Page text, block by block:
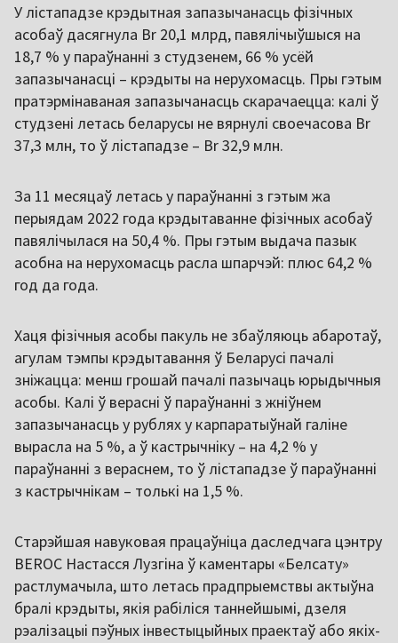
У лістападзе крэдытная запазычанасць фізічных
асобаў дасягнула Br 20,1 млрд, павялічыўшыся на
18,7 % у параўнанні з студзенем, 66 % усёй
запазычанасці – крэдыты на нерухомасць. Пры гэтым
пратэрмінаваная запазычанасць скарачаецца: калі ў
студзені летась беларусы не вярнулі своечасова Br
37,3 млн, то ў лістападзе – Br 32,9 млн.
За 11 месяцаў летась у параўнанні з гэтым жа
перыядам 2022 года крэдытаванне фізічных асобаў
павялічылася на 50,4 %. Пры гэтым выдача пазык
асобна на нерухомасць расла шпарчэй: плюс 64,2 %
год да года.
Хаця фізічныя асобы пакуль не збаўляюць абаротаў,
агулам тэмпы крэдытавання ў Беларусі пачалі
зніжацца: менш грошай пачалі пазычаць юрыдычныя
асобы. Калі ў верасні ў параўнанні з жніўнем
запазычанасць у рублях у карпаратыўнай галіне
вырасла на 5 %, а ў кастрычніку – на 4,2 % у
параўнанні з вераснем, то ў лістападзе ў параўнанні
з кастрычнікам – толькі на 1,5 %.
Старэйшая навуковая працаўніца даследчага цэнтру
BEROC Настасся Лузгіна ў каментары «Белсату»
растлумачыла, што летась прадпрыемствы актыўна
бралі крэдыты, якія рабіліся таннейшымі, дзеля
рэалізацыі пэўных інвестыцыйных праектаў або якіх-